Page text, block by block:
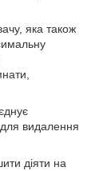
яка також
для видалення
діяти на